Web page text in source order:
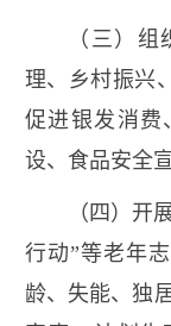
（三）
理、乡村振兴
促进银发消费
设、食品安全
（四）开
行动”等老年
龄、失能、独